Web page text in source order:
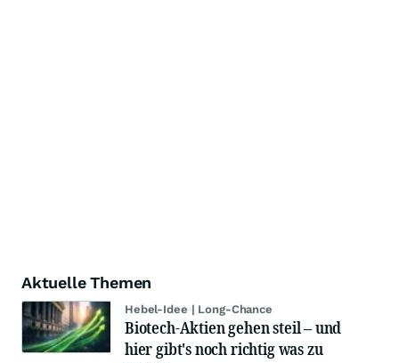
Aktuelle Themen
Hebel-Idee | Long-Chance
Biotech-Aktien gehen steil – und
hier gibt's noch richtig was zu